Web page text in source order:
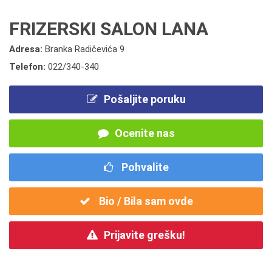
FRIZERSKI SALON LANA
Adresa: Branka Radičevića 9
Telefon: 022/340-340
Pošaljite poruku
Ocenite nas
Pohvalite
Bio / Bila sam ovde
Prijavite grešku!